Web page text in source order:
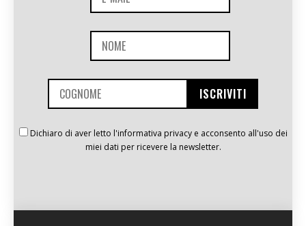
Dichiaro di aver letto l'informativa privacy e acconsento all'uso dei
miei dati per ricevere la newsletter.